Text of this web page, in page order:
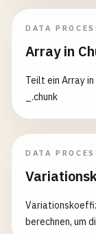
DATA
Array in
Teilt ein Array
_.chunk
DATA
berechnen, um